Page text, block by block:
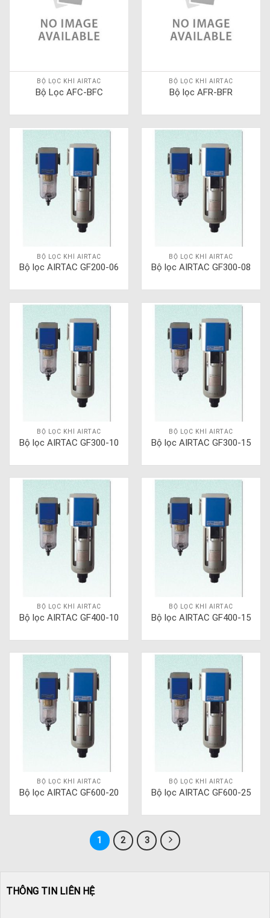
BỘ LỌC KHÍ AIRTAC
Bộ Lọc AFC-BFC
BỘ LỌC KHÍ AIRTAC
Bộ lọc AFR-BFR
BỘ LỌC KHÍ AIRTAC
Bộ lọc AIRTAC GF200-06
BỘ LỌC KHÍ AIRTAC
Bộ lọc AIRTAC GF300-08
BỘ LỌC KHÍ AIRTAC
Bộ lọc AIRTAC GF300-10
BỘ LỌC KHÍ AIRTAC
Bộ lọc AIRTAC GF300-15
BỘ LỌC KHÍ AIRTAC
Bộ lọc AIRTAC GF400-10
BỘ LỌC KHÍ AIRTAC
Bộ lọc AIRTAC GF400-15
BỘ LỌC KHÍ AIRTAC
Bộ lọc AIRTAC GF600-20
BỘ LỌC KHÍ AIRTAC
Bộ lọc AIRTAC GF600-25
1 2 3
THÔNG TIN LIÊN HỆ